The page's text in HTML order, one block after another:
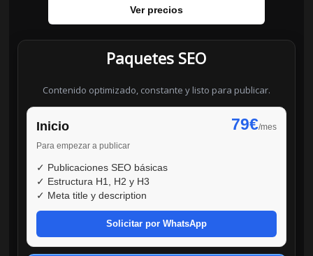
Ver precios
Paquetes SEO
Contenido optimizado, constante y listo para publicar.
Inicio
Para empezar a publicar
79€/mes
✓ Publicaciones SEO básicas
✓ Estructura H1, H2 y H3
✓ Meta title y description
Solicitar por WhatsApp